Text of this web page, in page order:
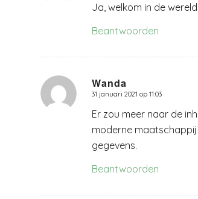
Ja, welkom in de
Beantwoorden
Wanda
zegt:
31 januari 2021 op 11:03
Er zou meer naar de
moderne
gegevens.
Beantwoorden